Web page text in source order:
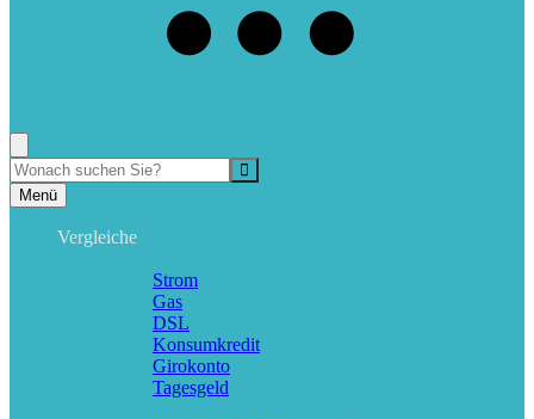
Menü
Vergleiche
Strom
Gas
DSL
Konsumkredit
Girokonto
Tagesgeld